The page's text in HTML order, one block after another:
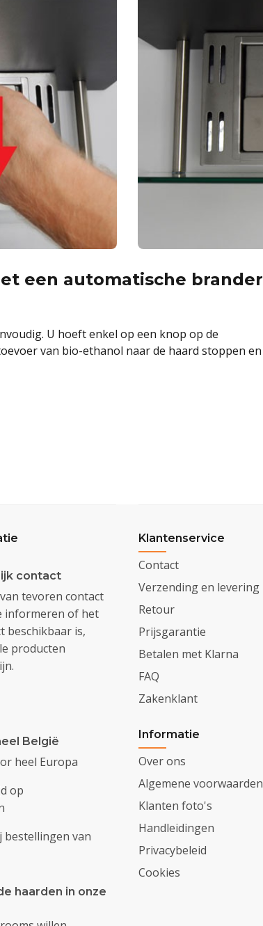
een automatische brander
U hoeft enkel op een knop op de
van bio-ethanol naar de haard stoppen en
contact
tevoren contact
informeren of het
beschikbaar is,
producten
België
heel Europa
op
bestellingen van
haarden in onze
Klantenservice
Contact
Verzending en levering
Retour
Prijsgarantie
Betalen met Klarna
FAQ
Zakenklant
Informatie
Over ons
Algemene voorwaarden
Klanten foto's
Handleidingen
Privacybeleid
Cookies